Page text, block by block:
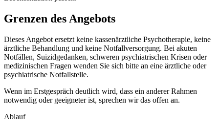
Grenzen des Angebots
Dieses Angebot ersetzt keine kassenärztliche Psychotherapie, keine
ärztliche Behandlung und keine Notfallversorgung. Bei akuten
Notfällen, Suizidgedanken, schweren psychiatrischen Krisen oder
medizinischen Fragen wenden Sie sich bitte an eine ärztliche oder
psychiatrische Notfallstelle.
Wenn im Erstgespräch deutlich wird, dass ein anderer Rahmen
notwendig oder geeigneter ist, sprechen wir das offen an.
Ablauf